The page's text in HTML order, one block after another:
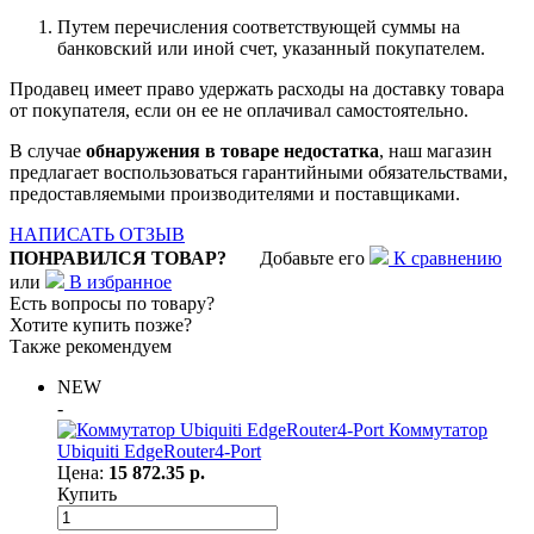
Путем перечисления соответствующей суммы на
банковский или иной счет, указанный покупателем.
Продавец имеет право удержать расходы на доставку товара
от покупателя, если он ее не оплачивал самостоятельно.
В случае обнаружения в товаре недостатка, наш магазин
предлагает воспользоваться гарантийными обязательствами,
предоставляемыми производителями и поставщиками.
НАПИСАТЬ ОТЗЫВ
ПОНРАВИЛСЯ ТОВАР? Добавьте его
К сравнению
или
В избранное
Есть вопросы по товару?
Хотите купить позже?
Также рекомендуем
NEW
-
Коммутатор
Ubiquiti EdgeRouter4-Port
Цена: 15 872.35 р.
Купить